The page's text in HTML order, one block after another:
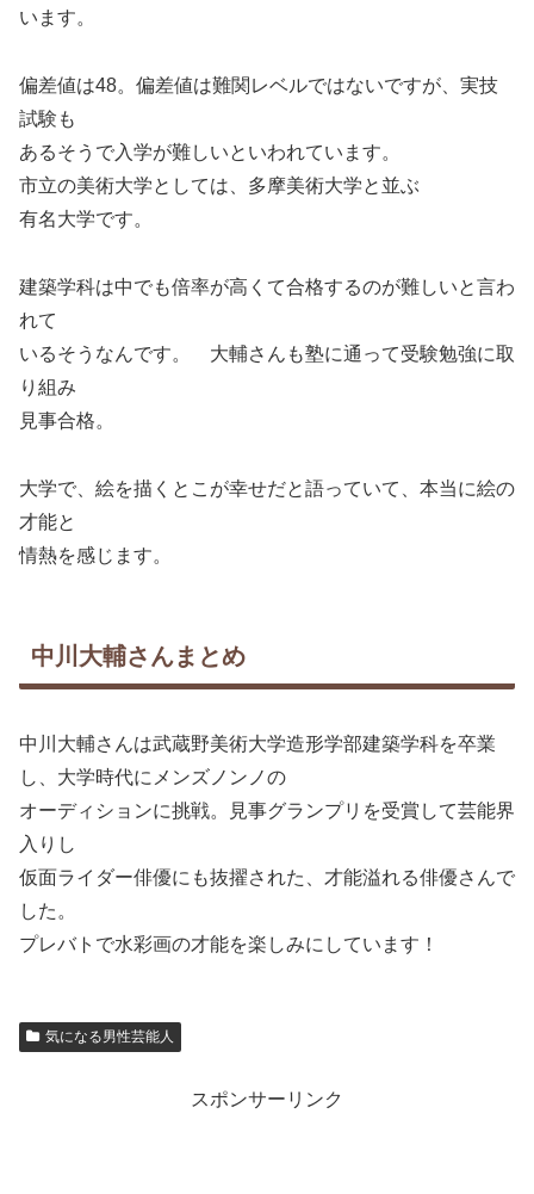
います。
偏差値は48。偏差値は難関レベルではないですが、実技
試験も
あるそうで入学が難しいといわれています。
市立の美術大学としては、多摩美術大学と並ぶ
有名大学です。
建築学科は中でも倍率が高くて合格するのが難しいと言わ
れて
いるそうなんです。 大輔さんも塾に通って受験勉強に取
り組み
見事合格。
大学で、絵を描くとこが幸せだと語っていて、本当に絵の
才能と
情熱を感じます。
中川大輔さんまとめ
中川大輔さんは武蔵野美術大学造形学部建築学科を卒業
し、大学時代にメンズノンノの
オーディションに挑戦。見事グランプリを受賞して芸能界
入りし
仮面ライダー俳優にも抜擢された、才能溢れる俳優さんで
した。
プレバトで水彩画の才能を楽しみにしています！
気になる男性芸能人
スポンサーリンク